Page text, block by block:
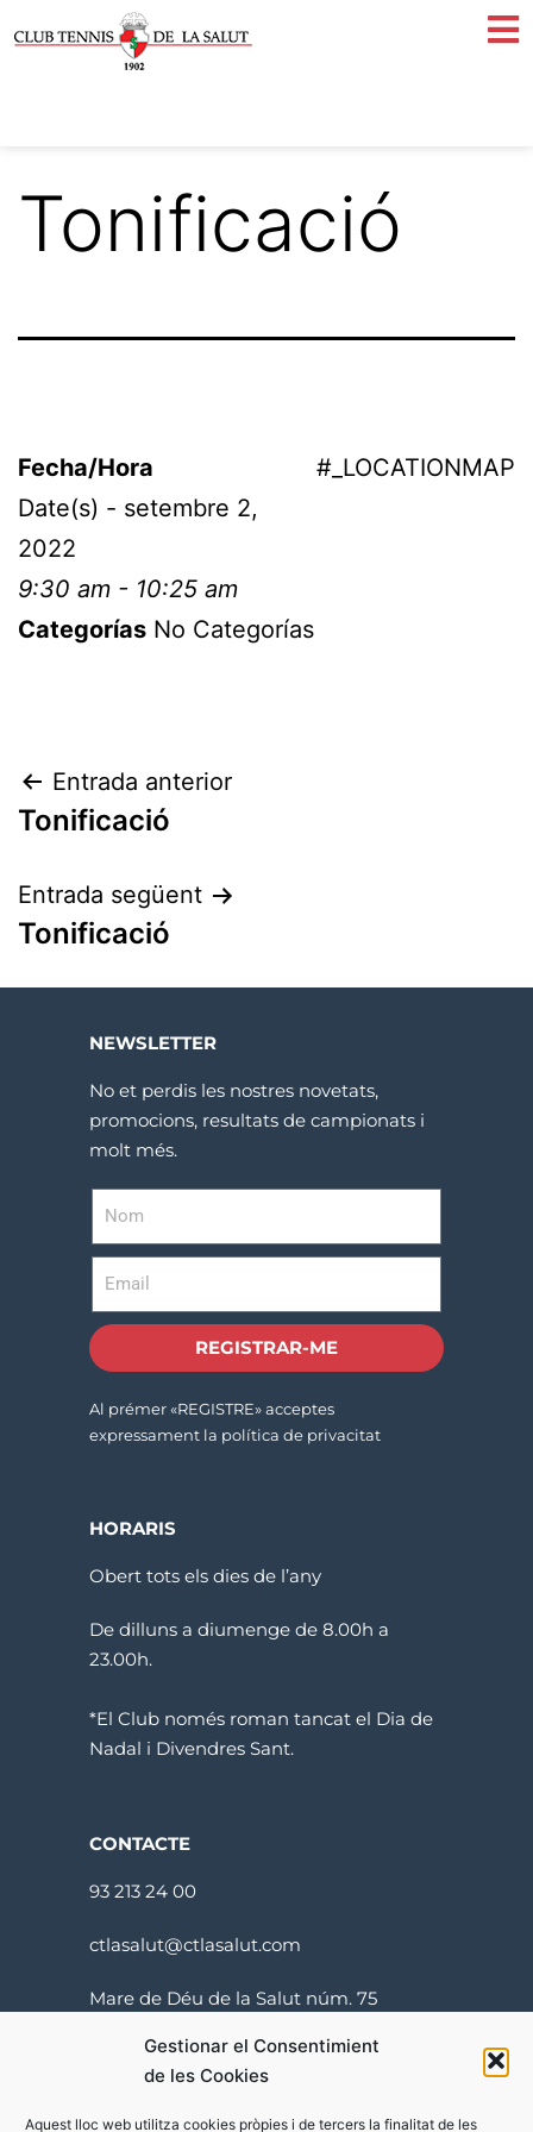
Gestionar el Consentimient
de les Cookies
Aquest lloc web utilitza cookies pròpies i de tercers la finalitat de les
Tonificació
#_LOCATIONMAP
Fecha/Hora
Date(s) - setembre 2,
2022
9:30 am - 10:25 am
Categorías No Categorías
Entrada anterior
Tonificació
Entrada següent
Tonificació
NEWSLETTER
No et perdis les nostres novetats,
promocions, resultats de campionats i
molt més.
REGISTRAR-ME
Al prémer «REGISTRE» acceptes
expressament la política de privacitat
HORARIS
Obert tots els dies de l’any
De dilluns a diumenge de 8.00h a
23.00h.
*El Club només roman tancat el Dia de
Nadal i Divendres Sant.
CONTACTE
93 213 24 00
ctlasalut@ctlasalut.com
Mare de Déu de la Salut núm. 75